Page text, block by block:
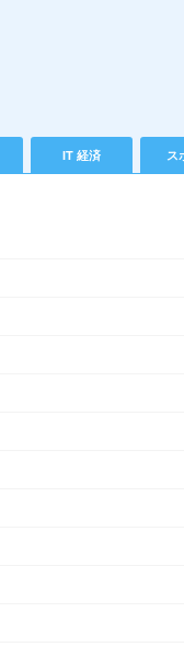
IT 経済 ス